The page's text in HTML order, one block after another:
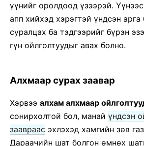
үүнийг оролдоод үзээрэй.
апп хийхэд хэрэгтэй үндсэн арга
суралцах ба тэдгээрийг бүрэн
гүн ойлголтуудыг авах болно.
Алхмаар сурах заавар
Хэрвээ алхам алхмаар
сонирхолтой бол, манай үндсэн
заавраас эхлэхэд хамгийн зөв
Дараачийн шат болгон өмнөх